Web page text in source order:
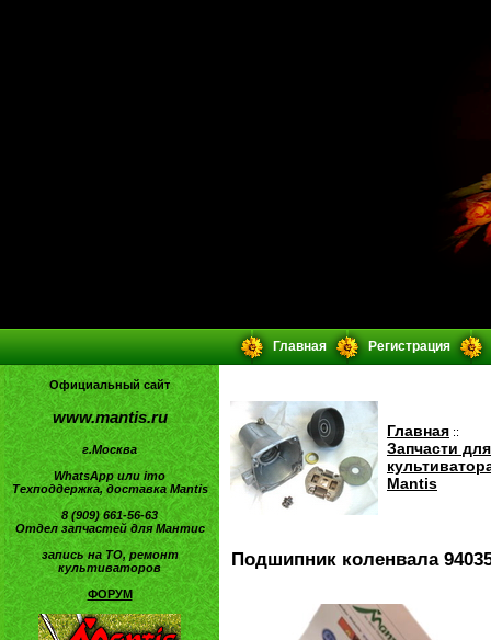
Главная Регистрация
Официальный сайт
www.mantis.ru
г.Москва
WhatsApp или imo
Техподдержка, доставка Mantis
8 (909) 661-56-63
Отдел запчастей для Мантис
запись на ТО, ремонт
культиваторов
ФОРУМ
Главная ::
Запчасти для
Mantis
Подшипник коленвала